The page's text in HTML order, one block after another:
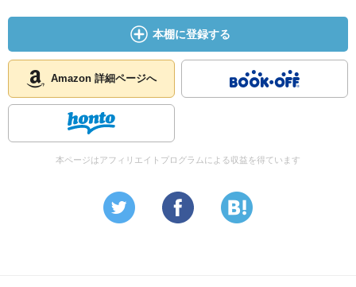
本棚に登録する
Amazon 詳細ページへ
本ページはアフィリエイトプログラムによる収益を得ています